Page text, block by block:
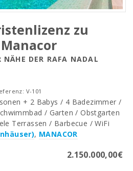
zu
NÄHE DER RAFA NADAL
V-101
+ 2 Babys / 4 Badezimmer /
/ Garten / Obstgarten
Terrassen / Barbecue / WiFi
, MANACOR
2.150.000,00€